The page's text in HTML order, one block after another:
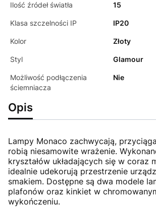
Ilość źródeł światła 15
Klasa szczelności IP IP20
Kolor Złoty
Styl Glamour
Możliwość podłączenia
ściemniacza
Nie
Opis
Lampy Monaco zachwycają,
robią niesamowite wrażenie.
kryształów układających się w coraz
idealnie udekorują przestrzenie
smakiem. Dostępne są dwa modele
plafonów oraz kinkiet w
wykończeniu.